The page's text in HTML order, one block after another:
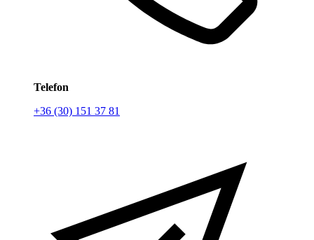
Telefon
+36 (30) 151 37 81